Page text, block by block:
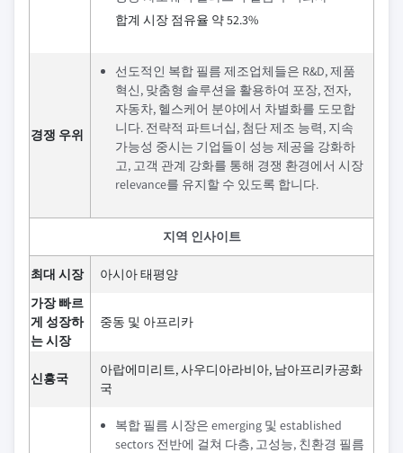
합계 시장 점유율 약 52.3%
경쟁 우위
선도적인 복합 필름 제조업체들은 R&D, 제품
혁신, 맞춤형 솔루션을 활용하여 포장, 전자,
자동차, 헬스케어 분야에서 차별화를 도모합
니다. 전략적 파트너십, 첨단 제조 능력, 지속
가능성 중시는 기업들이 성능 제공을 강화하
고, 고객 관계 강화를 통해 경쟁 환경에서 시장
relevance를 유지할 수 있도록 합니다.
지역 인사이트
최대 시장
아시아 태평양
가장 빠르
게 성장하
는 시장
중동 및 아프리카
신흥국
아랍에미리트, 사우디아라비아, 남아프리카공화
국
복합 필름 시장은 emerging 및 established
sectors 전반에 걸쳐 다층, 고성능, 친환경 필름